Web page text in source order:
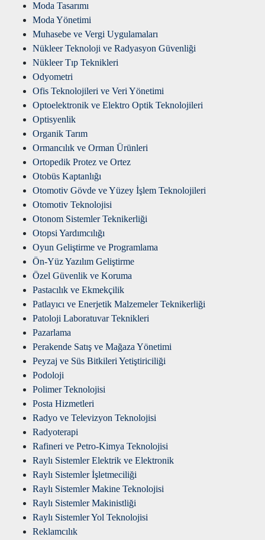
Moda Tasarımı
Moda Yönetimi
Muhasebe ve Vergi Uygulamaları
Nükleer Teknoloji ve Radyasyon Güvenliği
Nükleer Tıp Teknikleri
Odyometri
Ofis Teknolojileri ve Veri Yönetimi
Optoelektronik ve Elektro Optik Teknolojileri
Optisyenlik
Organik Tarım
Ormancılık ve Orman Ürünleri
Ortopedik Protez ve Ortez
Otobüs Kaptanlığı
Otomotiv Gövde ve Yüzey İşlem Teknolojileri
Otomotiv Teknolojisi
Otonom Sistemler Teknikerliği
Otopsi Yardımcılığı
Oyun Geliştirme ve Programlama
Ön-Yüz Yazılım Geliştirme
Özel Güvenlik ve Koruma
Pastacılık ve Ekmekçilik
Patlayıcı ve Enerjetik Malzemeler Teknikerliği
Patoloji Laboratuvar Teknikleri
Pazarlama
Perakende Satış ve Mağaza Yönetimi
Peyzaj ve Süs Bitkileri Yetiştiriciliği
Podoloji
Polimer Teknolojisi
Posta Hizmetleri
Radyo ve Televizyon Teknolojisi
Radyoterapi
Rafineri ve Petro-Kimya Teknolojisi
Raylı Sistemler Elektrik ve Elektronik
Raylı Sistemler İşletmeciliği
Raylı Sistemler Makine Teknolojisi
Raylı Sistemler Makinistliği
Raylı Sistemler Yol Teknolojisi
Reklamcılık